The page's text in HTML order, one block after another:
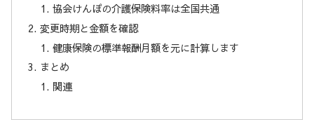
協会けんぽの介護保険料率は全国共通
変更時期と金額を確認
健康保険の標準報酬月額を元に計算します
まとめ
関連